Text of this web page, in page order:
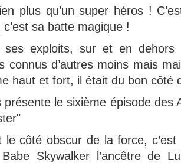
plus qu’un super héros !
sa batte magique !
exploits, sur et en dehors
connus d’autres moins mais
haut et fort, il était du bon côté
présente le sixième épisode des
le côté obscur de la force,
Skywalker l’ancêtre de